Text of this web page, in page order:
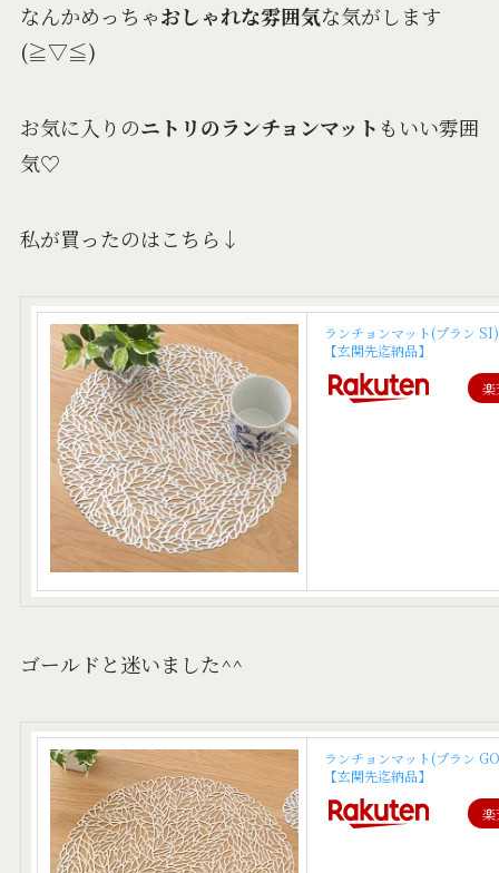
なんかめっちゃおしゃれな雰囲気な気がします
(≧▽≦)
お気に入りのニトリのランチョンマット もいい雰囲
気♡
私が買ったのはこちら↓
ランチョンマット(プラン
【玄関先迄納品】
ゴールドと迷いました^^
ランチョンマット(プラン
【玄関先迄納品】